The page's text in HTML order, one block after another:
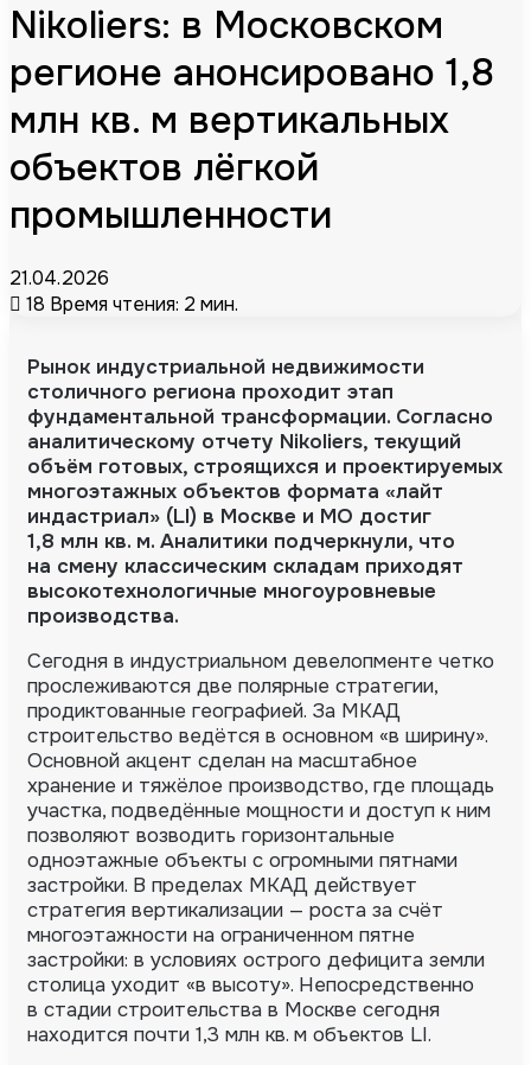
Nikoliers: в Московском
регионе анонсировано 1,8
млн кв. м вертикальных
объектов лёгкой
промышленности
21.04.2026
18 Время чтения: 2 мин.
Рынок индустриальной недвижимости
столичного региона проходит этап
фундаментальной трансформации. Согласно
аналитическому отчету Nikoliers, текущий
объём готовых, строящихся и проектируемых
многоэтажных объектов формата «лайт
индастриал» (LI) в Москве и МО достиг
1,8 млн кв. м. Аналитики подчеркнули, что
на смену классическим складам приходят
высокотехнологичные многоуровневые
производства.
Сегодня в индустриальном девелопменте четко
прослеживаются две полярные стратегии,
продиктованные географией. За МКАД
строительство ведётся в основном «в ширину».
Основной акцент сделан на масштабное
хранение и тяжёлое производство, где площадь
участка, подведённые мощности и доступ к ним
позволяют возводить горизонтальные
одноэтажные объекты с огромными пятнами
застройки. В пределах МКАД действует
стратегия вертикализации — роста за счёт
многоэтажности на ограниченном пятне
застройки: в условиях острого дефицита земли
столица уходит «в высоту». Непосредственно
в стадии строительства в Москве сегодня
находится почти 1,3 млн кв. м объектов LI.